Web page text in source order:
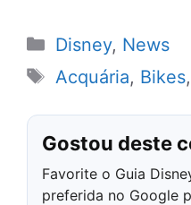
Categorias
Disney, News
Tags
Acquária, Bikes,
Gostou deste
Favorite o Guia
preferida no Google